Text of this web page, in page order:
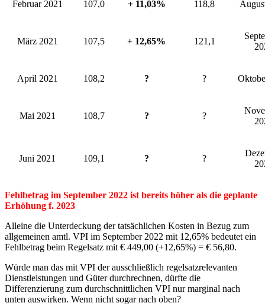
Februar 2021 107,0 + 11,03% 118,8
März 2021 107,5 + 12,65% 121,1
April 2021 108,2 ? ?
Mai 2021 108,7 ? ?
Juni 2021 109,1 ? ?
Fehlbetrag im September 2022 ist bereits höher als die geplante
Erhöhung f. 2023
Alleine die Unterdeckung der tatsächlichen Kosten in Bezug zum
allgemeinen amtl. VPI im September 2022 mit 12,65% bedeutet ein
Fehlbetrag beim Regelsatz mit € 449,00 (+12,65%) = € 56,80.
Würde man das mit VPI der ausschließlich regelsatzrelevanten
Dienstleistungen und Güter durchrechnen, dürfte die
Differenzierung zum durchschnittlichen VPI nur marginal nach
unten auswirken. Wenn nicht sogar nach oben?